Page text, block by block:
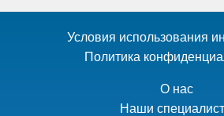
Условия использования
Политика
О нас
Наши